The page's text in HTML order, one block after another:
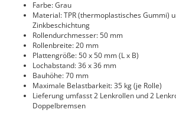
Farbe: Grau
Material: TPR (thermoplastisches Gummi)
Zinkbeschichtung
Rollendurchmesser: 50 mm
Rollenbreite: 20 mm
Plattengröße: 50 x 50 mm (L x B)
Lochabstand: 36 x 36 mm
Bauhöhe: 70 mm
Maximale Belastbarkeit: 35 kg (je Rolle)
Lieferung umfasst 2 Lenkrollen und 2
Doppelbremsen